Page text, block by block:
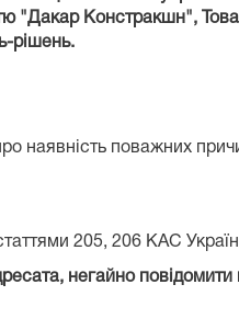
"Дакар Констракшн",
рішень.
наявність поважних
205, 206 КАС
негайно повідомити